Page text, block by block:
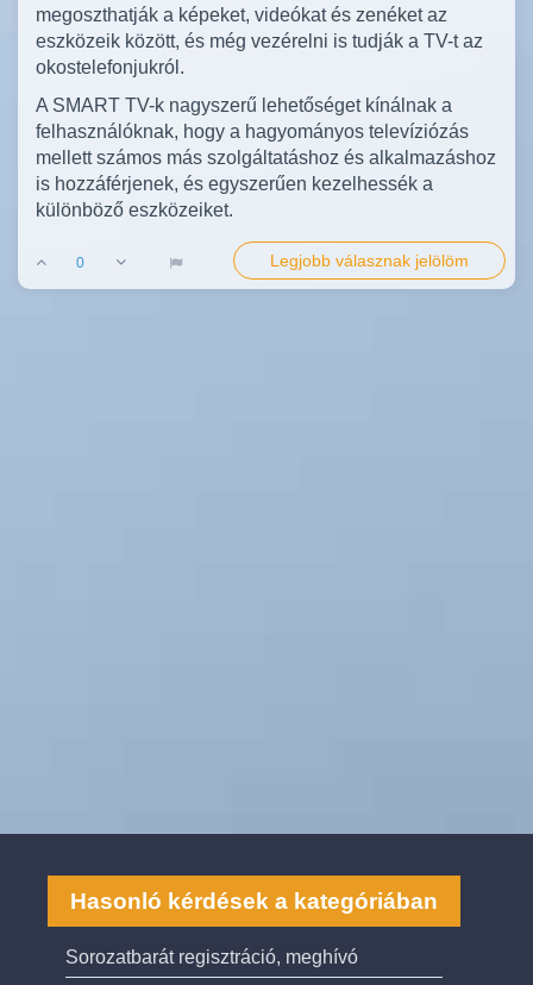
megoszthatják a képeket, videókat és zenéket az
eszközeik között, és még vezérelni is tudják a TV-t az
okostelefonjukról.
A SMART TV-k nagyszerű lehetőséget kínálnak a
felhasználóknak, hogy a hagyományos televíziózás
mellett számos más szolgáltatáshoz és alkalmazáshoz
is hozzáférjenek, és egyszerűen kezelhessék a
különböző eszközeiket.
0 Legjobb válasznak jelölöm
Hasonló kérdések a kategóriában
Sorozatbarát regisztráció, meghívó